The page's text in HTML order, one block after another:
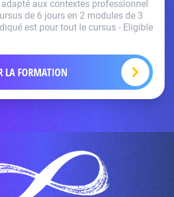
aux contextes professionnel
de 6 jours en 2 modules de 3
est pour tout le cursus - Eligible
LA FORMATION